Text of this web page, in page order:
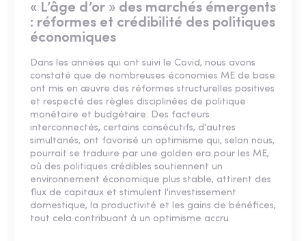
« L’âge d’or » des marchés émergents
: réformes et crédibilité des politiques
économiques
Dans les années qui ont suivi le Covid, nous avons
constaté que de nombreuses économies ME de base
ont mis en œuvre des réformes structurelles positives
et respecté des règles disciplinées de politique
monétaire et budgétaire. Des facteurs
interconnectés, certains consécutifs, d'autres
simultanés, ont favorisé un optimisme qui, selon nous,
pourrait se traduire par une golden era pour les ME,
où des politiques crédibles soutiennent un
environnement économique plus stable, attirent des
flux de capitaux et stimulent l'investissement
domestique, la productivité et les gains de bénéfices,
tout cela contribuant à un optimisme accru.